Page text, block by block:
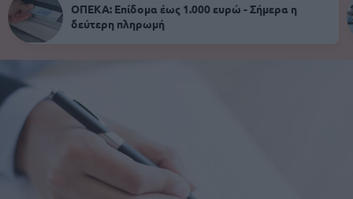
ΟΠΕΚΑ: Επίδομα έως 1.000 ευρώ - Σήμερα η
δεύτερη πληρωμή